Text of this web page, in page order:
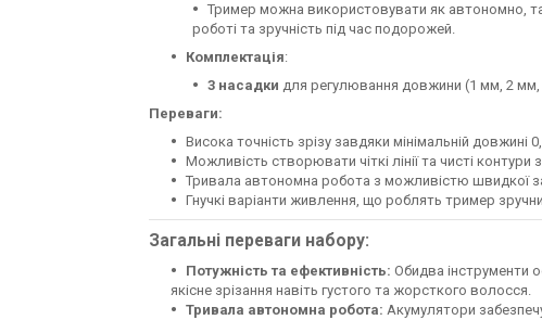
Тример можна використовувати як автономно,
роботі та зручність під час подорожей.
Комплектація:
3 насадки для регулювання довжини (1 мм, 2 мм,
Переваги:
Висока точність зрізу завдяки мінімальній довжині
Можливість створювати чіткі лінії та чисті
Тривала автономна робота з можливістю швидкої
Гнучкі варіанти живлення, що роблять тример
Загальні переваги набору:
Потужність та ефективність: Обидва інструменти
якісне зрізання навіть густого та жорсткого волосся.
Тривала автономна робота: Акумулятори